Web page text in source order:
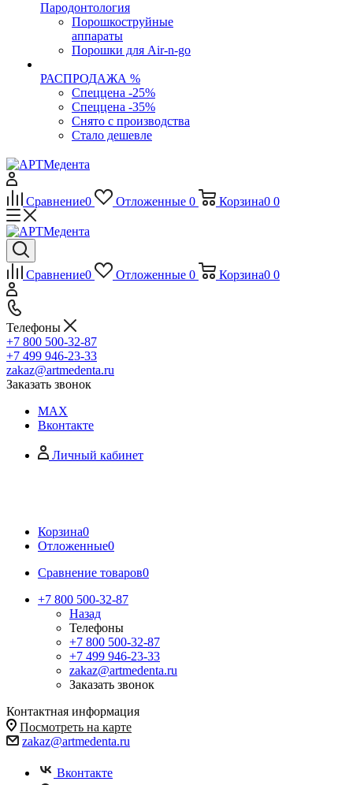
Пародонтология
Порошкоструйные
аппараты
Порошки для Air-n-go
РАСПРОДАЖА %
Спеццена -25%
Спеццена -35%
Снято с производства
Стало дешевле
Сравнение0 Отложенные 0 Корзина0 0
Сравнение0 Отложенные 0 Корзина0 0
Телефоны
+7 800 500-32-87
+7 499 946-23-33
zakaz@artmedenta.ru
Заказать звонок
MAX
Вконтакте
Личный кабинет
Корзина0
Отложенные0
Сравнение товаров0
+7 800 500-32-87
Назад
Телефоны
+7 800 500-32-87
+7 499 946-23-33
zakaz@artmedenta.ru
Заказать звонок
Контактная информация
Посмотреть на карте
zakaz@artmedenta.ru
Вконтакте